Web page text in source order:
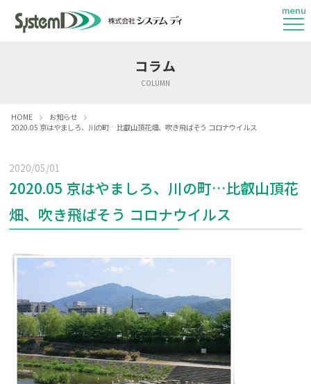
menu
コラム
COLUMN
HOME
お知らせ
2020.05 京はやましろ、川の町…比叡山頂花畑、吹き飛ばそう コロナウイルス
2020/05/01
2020.05 京はやましろ、川の町…比叡山頂花
畑、吹き飛ばそう コロナウイルス